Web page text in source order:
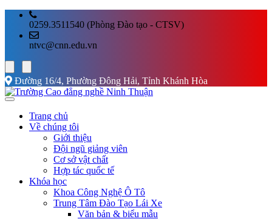
0259.3511540 (Phòng Đào tạo - CTSV)
ntvc@cnn.edu.vn
Đường 16/4, Phường Đông Hải, Tỉnh Khánh Hòa
Trang chủ
Về chúng tôi
Giới thiệu
Đội ngũ giảng viên
Cơ sở vật chất
Hợp tác quốc tế
Khóa học
Khoa Công Nghệ Ô Tô
Trung Tâm Đào Tạo Lái Xe
Văn bản & biểu mẫu